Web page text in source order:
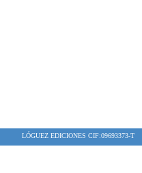
LÓGUEZ EDICIONES CIF:09693373-T